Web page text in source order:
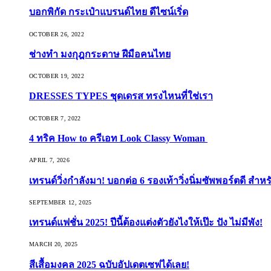
บอกพิกัด กระเป๋าแบรนด์ไทย ดีไซน์เริ่ด
OCTOBER 26, 2022
ช่างทำ มงกุฎกระดาษ ฝีมือคนไทย
OCTOBER 19, 2022
DRESSES TYPES ชุดเดรส ทรงไหนที่ใช่เรา
OCTOBER 7, 2022
4 ทริค How to ครีเอท Look Classy Woman
APRIL 7, 2026
เทรนด์วิ่งกำลังมา! บอกต่อ 6 รองเท้าวิ่งนิ่มซัพพอร์ตดี สำห
SEPTEMBER 12, 2025
เทรนด์แฟชั่น 2025! ปีนี้ต้องแต่งตัวยังไงให้เป๊ะ ปัง ไม่มีพัง!
MARCH 20, 2025
สีเสื้อมงคล 2025 ฉบับอัปเดตเซฟได้เลย!